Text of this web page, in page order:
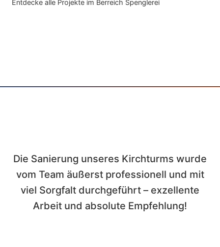
Entdecke alle Projekte im Berreich Spenglerei
Die Sanierung unseres Kirchturms wurde
vom Team äußerst professionell und mit
viel Sorgfalt durchgeführt – exzellente
Arbeit und absolute Empfehlung!